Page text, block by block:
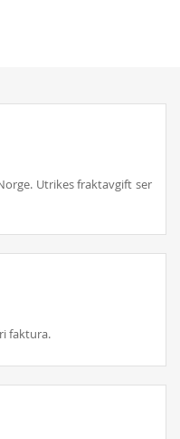
Utrikes fraktavgift ser
faktura.